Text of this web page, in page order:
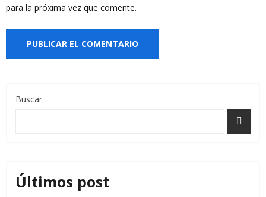
para la próxima vez que comente.
Buscar
Últimos post